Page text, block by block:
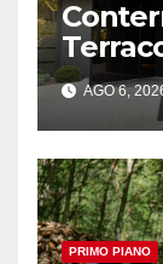
amplia
alle
AGO 6,
PRIMO PIANO